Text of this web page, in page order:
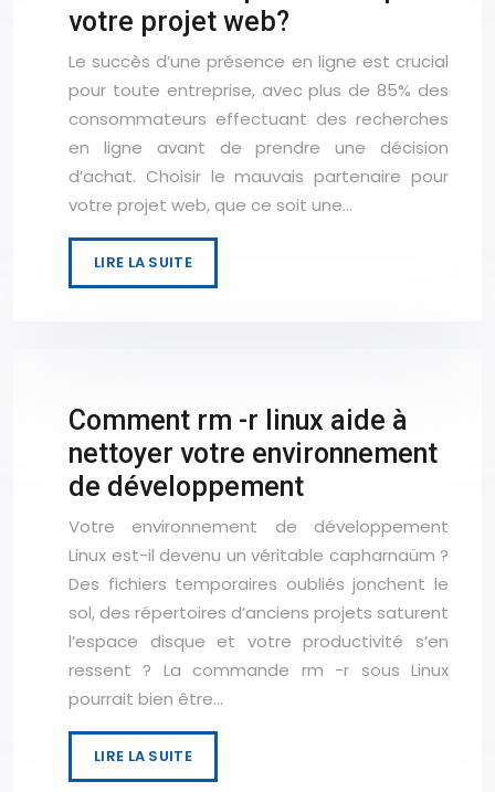
votre projet web?
Le succès d’une présence en ligne est crucial
pour toute entreprise, avec plus de 85% des
consommateurs effectuant des recherches
en ligne avant de prendre une décision
d’achat. Choisir le mauvais partenaire pour
votre projet web, que ce soit une…
LIRE LA SUITE
Comment rm -r linux aide à
nettoyer votre environnement
de développement
Votre environnement de développement
Linux est-il devenu un véritable capharnaüm ?
Des fichiers temporaires oubliés jonchent le
sol, des répertoires d’anciens projets saturent
l’espace disque et votre productivité s’en
ressent ? La commande rm -r sous Linux
pourrait bien être…
LIRE LA SUITE